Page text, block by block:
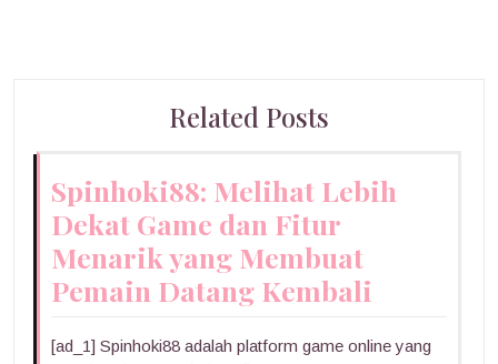
Related Posts
Spinhoki88: Melihat Lebih
Dekat Game dan Fitur
Menarik yang Membuat
Pemain Datang Kembali
[ad_1] Spinhoki88 adalah platform game online yang